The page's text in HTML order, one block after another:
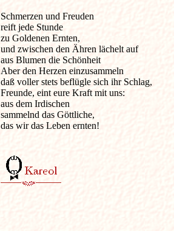
Schmerzen und Freuden
reift jede Stunde
zu Goldenen Ernten,
und zwischen den Ähren lächelt auf
aus Blumen die Schönheit
Aber den Herzen einzusammeln
daß voller stets beflügle sich ihr Schlag,
Freunde, eint eure Kraft mit uns:
aus dem Irdischen
sammelnd das Göttliche,
das wir das Leben ernten!